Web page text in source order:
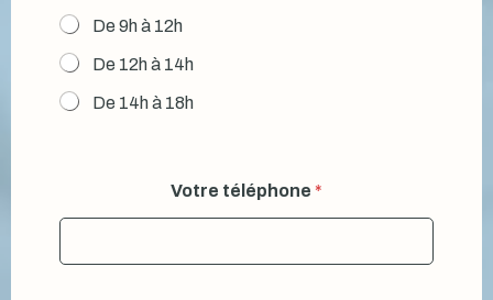
De 9h à 12h
De 12h à 14h
De 14h à 18h
Votre téléphone *